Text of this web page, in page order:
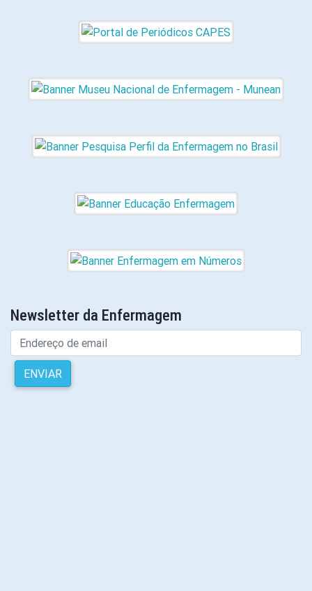
Newsletter da Enfermagem
ENVIAR